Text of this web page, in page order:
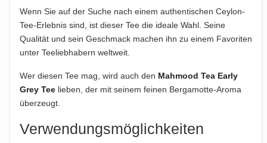
Hinweis zur Haftung: Für die vorstehenden Angaben wird keine Haftung
übernommen. Bitte prüfen Sie die Angaben auf der jeweiligen
Produktverpackung; nur diese sind verbindlich.
Wenn Sie auf der Suche nach einem authentischen Ceylon-
Tee-Erlebnis sind, ist dieser Tee die ideale Wahl. Seine
Qualität und sein Geschmack machen ihn zu einem Favoriten
unter Teeliebhabern weltweit.
Wer diesen Tee mag, wird auch den Mahmood Tea Early
Grey Tee lieben, der mit seinem feinen Bergamotte-Aroma
überzeugt.
Verwendungsmöglichkeiten